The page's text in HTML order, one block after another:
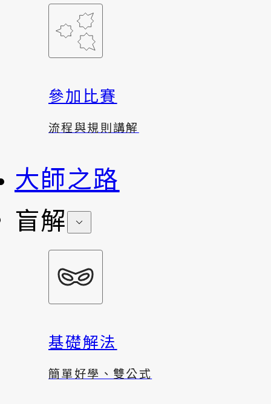
參加比賽
流程與規則講解
大師之路
盲解
基礎解法
簡單好學、雙公式